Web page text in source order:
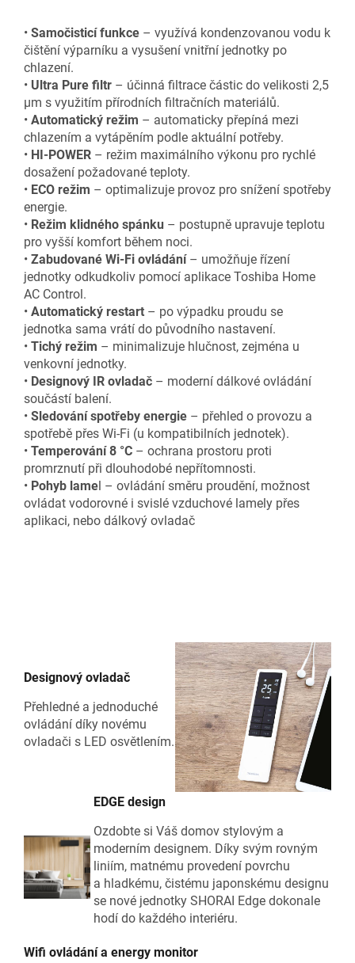
• Samočisticí funkce – využívá kondenzovanou vodu k
čištění výparníku a vysušení vnitřní jednotky po
chlazení.
• Ultra Pure filtr – účinná filtrace částic do velikosti 2,5
µm s využitím přírodních filtračních materiálů.
• Automatický režim – automaticky přepíná mezi
chlazením a vytápěním podle aktuální potřeby.
• HI-POWER – režim maximálního výkonu pro rychlé
dosažení požadované teploty.
• ECO režim – optimalizuje provoz pro snížení spotřeby
energie.
• Režim klidného spánku – postupně upravuje teplotu
pro vyšší komfort během noci.
• Zabudované Wi-Fi ovládání– umožňuje řízení
jednotky odkudkoliv pomocí aplikace Toshiba Home
AC Control.
• Automatický restart – po výpadku proudu se
jednotka sama vrátí do původního nastavení.
• Tichý režim – minimalizuje hlučnost, zejména u
venkovní jednotky.
• Designový IR ovladač – moderní dálkové ovládání
součástí balení.
• Sledování spotřeby energie – přehled o provozu a
spotřebě přes Wi-Fi (u kompatibilních jednotek).
• Temperování 8 °C – ochrana prostoru proti
promrznutí při dlouhodobé nepřítomnosti.
• Pohyb lamel – ovládání směru proudění, možnost
ovládat vodorovné i svislé vzduchové lamely přes
aplikaci, nebo dálkový ovladač
Designový ovladač
Přehledné a jednoduché
ovládání díky novému
ovladači s LED osvětlením.
EDGE design
Ozdobte si Váš domov stylovým a
moderním designem. Díky svým rovným
liniím, matnému provedení povrchu
a hladkému, čistému japonskému designu
se nové jednotky SHORAI Edge dokonale
hodí do každého interiéru.
Wifi ovládání a energy monitor